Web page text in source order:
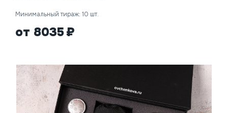
Минимальный тираж: 10 шт.
от 8035